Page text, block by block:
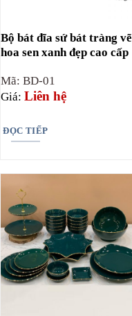
Bộ bát đĩa sứ bát tràng vẽ
hoa sen xanh đẹp cao cấp
Mã: BD-01
Giá:Liên hệ
ĐỌC TIẾP